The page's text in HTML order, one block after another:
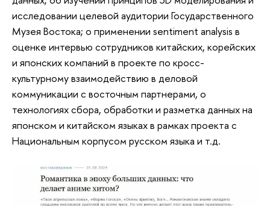
исследовании целевой аудитории Государственного
Музея Востока; о применении sentiment analysis в
оценке интервью сотрудников китайских, корейских
и японских компаний в проекте по кросс-
культурному взаимодействию в деловой
коммуникации с восточным партнерами, о
технологиях сбора, обработки и разметка данных на
японском и китайском языках в рамках проекта с
Национальным корпусом русском языка и т.д.